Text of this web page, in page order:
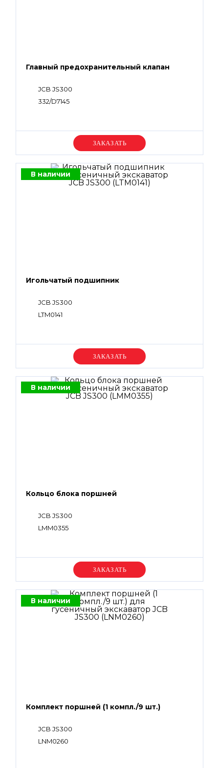
Главный предохранительный клапан
JCB JS300
332/D7145
Уточняйте цену
В наличии
Игольчатый подшипник
JCB JS300
LTM0141
Уточняйте цену
В наличии
Кольцо блока поршней
JCB JS300
LMM0355
Уточняйте цену
В наличии
Комплект поршней (1 компл./9 шт.)
JCB JS300
LNM0260